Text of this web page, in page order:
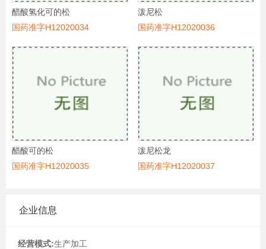
醋酸氢化可的松
国药准字H12020034
泼尼松
国药准字H12020036
醋酸可的松
国药准字H12020035
泼尼松龙
国药准字H12020037
企业信息
经营模式:生产加工